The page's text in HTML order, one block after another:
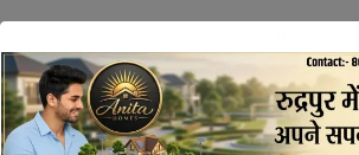
SUBSCRIBE NOW